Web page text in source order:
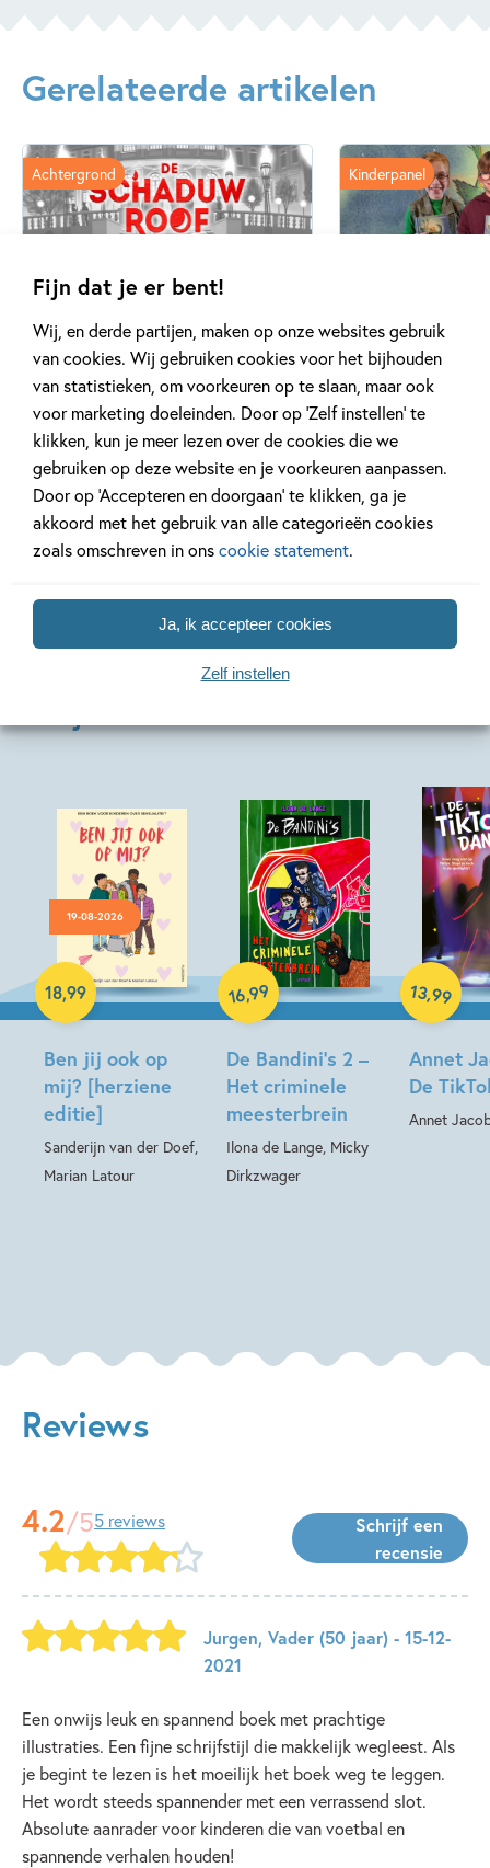
Fijn dat je er bent!
Wij, en derde partijen, maken op onze websites gebruik
van cookies. Wij gebruiken cookies voor het bijhouden
van statistieken, om voorkeuren op te slaan, maar ook
voor marketing doeleinden. Door op ‘Zelf instellen’ te
klikken, kun je meer lezen over de cookies die we
gebruiken op deze website en je voorkeuren aanpassen.
Door op ‘Accepteren en doorgaan’ te klikken, ga je
akkoord met het gebruik van alle categorieën cookies
zoals omschreven in onscookie statement.
Ja, ik accepteer cookies
Zelf instellen
Gerelateerde artikelen
20 APRIL 2026
Oplossing ‘De schaduwroof’
puzzel!
Achtergrond
Lees meer
Ons
regent ganzen’
Kinderpanel
Lees meer
Bekijk alle artikelen
19-08-2026
Ben jij ook op
mij? [herziene
editie]
Sanderijn van der Doef,
Marian Latour
18,99
Hardcover
De Bandini’s 2 –
Het criminele
meesterbrein
Ilona de Lange, Micky
Dirkzwager
16,99
Hardcover
Annet
De
Annet
13,99
Hardcover
Reviews
4.2/55 reviews
Schrijf een
recensie
Jurgen, Vader (50 jaar) - 15-12-
2021
Een onwijs leuk en spannend boek met prachtige
illustraties. Een fijne schrijfstijl die makkelijk wegleest. Als
je begint te lezen is het moeilijk het boek weg te leggen.
Het wordt steeds spannender met een verrassend slot.
Absolute aanrader voor kinderen die van voetbal en
spannende verhalen houden!